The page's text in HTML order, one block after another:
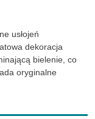
usłojeń
dekoracja
bielenie, co
oryginalne